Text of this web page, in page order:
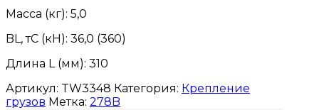
Масса (кг): 5,0
BL, тС (кН): 36,0 (360)
Длина L (мм): 310
Артикул: TW3348 Категория: Крепление
грузов Метка: 278B